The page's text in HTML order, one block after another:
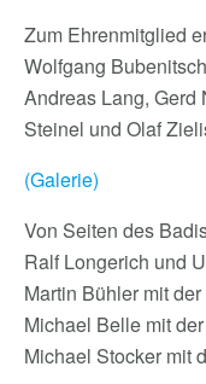
Zum Ehrenmitglied
Wolfgang
Andreas Lang, Gerd
Steinel und Olaf
(Galerie)
Von Seiten des
Ralf Longerich und
Martin Bühler mit
Michael Belle mit
Michael Stocker mit